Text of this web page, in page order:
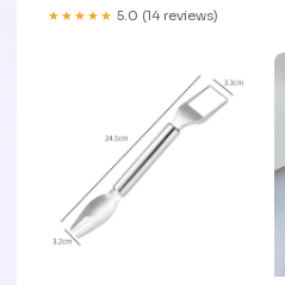
★★★★★ 5.0 (14 reviews)